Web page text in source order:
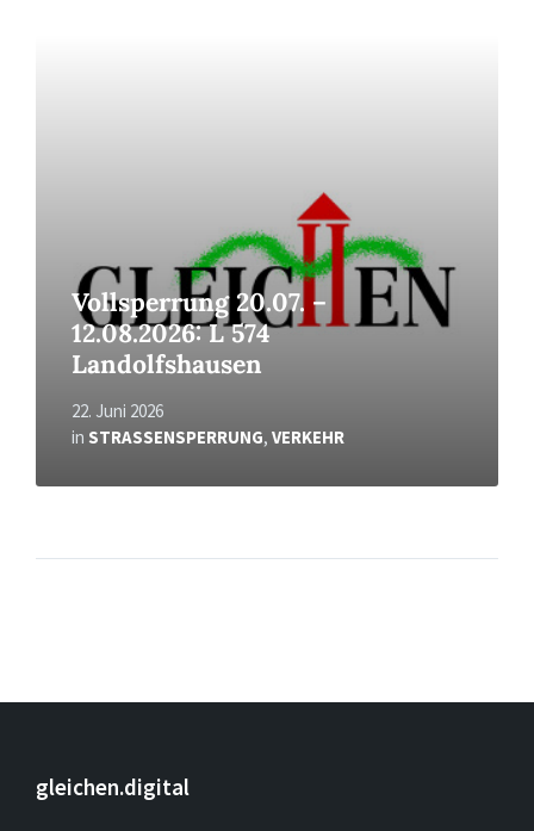
Vollsperrung 20.07. –
12.08.2026: L 574
Landolfshausen
22. Juni 2026
in STRASSENSPERRUNG , VERKEHR
gleichen.digital